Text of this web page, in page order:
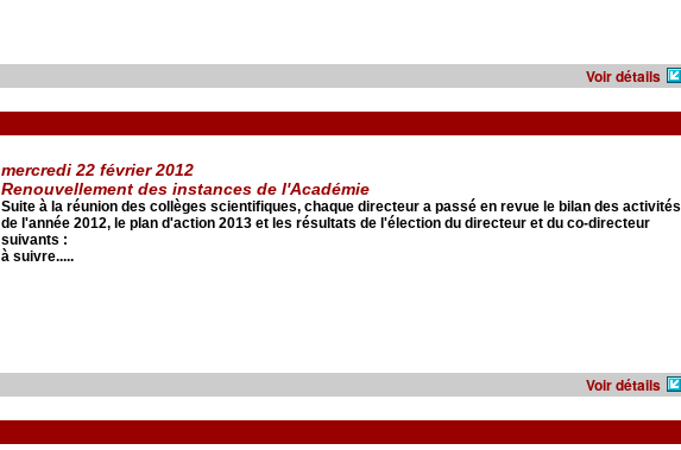
Voir détails
mercredi 22 février 2012
Renouvellement des instances de l'Académie
Suite à la réunion des collèges scientifiques, chaque directeur a passé en revue le bilan des activités
de l'année 2012, le plan d'action 2013 et les résultats de l'élection du directeur et du co-directeur
suivants :
à suivre.....
Voir détails